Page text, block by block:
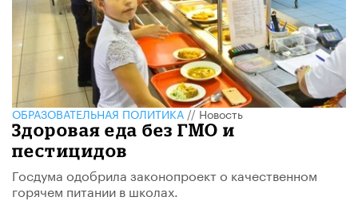
ОБРАЗОВАТЕЛЬНАЯ ПОЛИТИКА//Новость
Здоровая еда без ГМО и
пестицидов
Госдума одобрила законопроект о качественном
горячем питании в школах.